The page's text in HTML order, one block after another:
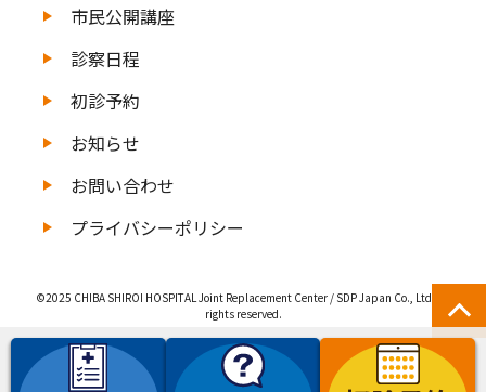
市民公開講座
診察日程
初診予約
お知らせ
お問い合わせ
プライバシーポリシー
©2025 CHIBA SHIROI HOSPITAL Joint Replacement Center / SDP Japan Co., Ltd. All
rights reserved.